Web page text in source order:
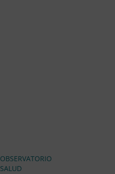
OBSERVATORIO
SALUD